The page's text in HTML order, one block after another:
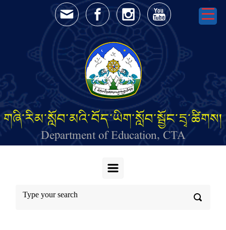
Skip to main content
གཞི་རིམ་སློབ་མའི་བོད་ཡིག་སློབ་སྦྱོང་དྲྭ་ཚིགས།
Department of Education, CTA